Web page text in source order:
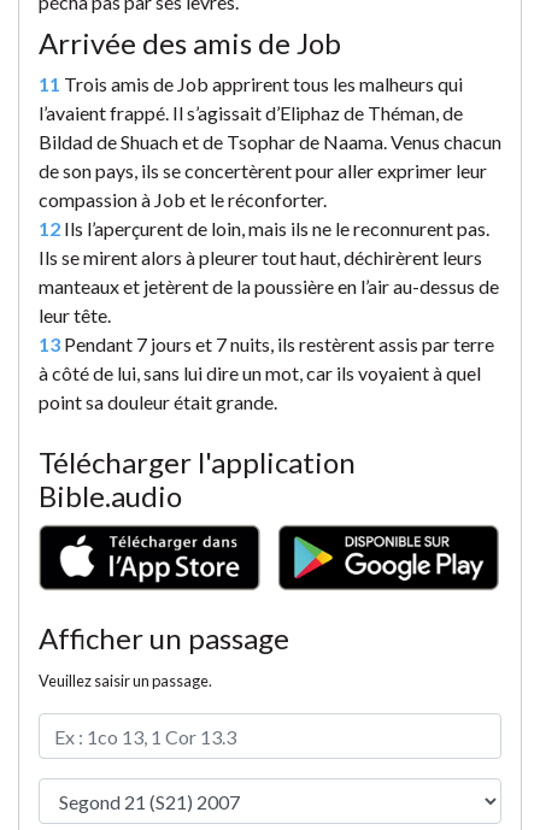
Arrivée des amis de Job
11 Trois amis de Job apprirent tous les malheurs qui
l’avaient frappé. Il s’agissait d’Eliphaz de Théman, de
Bildad de Shuach et de Tsophar de Naama. Venus chacun
de son pays, ils se concertèrent pour aller exprimer leur
compassion à Job et le réconforter.
12 Ils l’aperçurent de loin, mais ils ne le reconnurent pas.
Ils se mirent alors à pleurer tout haut, déchirèrent leurs
manteaux et jetèrent de la poussière en l’air au-dessus de
leur tête.
13 Pendant 7 jours et 7 nuits, ils restèrent assis par terre
à côté de lui, sans lui dire un mot, car ils voyaient à quel
point sa douleur était grande.
Télécharger l'application
Bible.audio
Afficher un passage
Veuillez saisir un passage.